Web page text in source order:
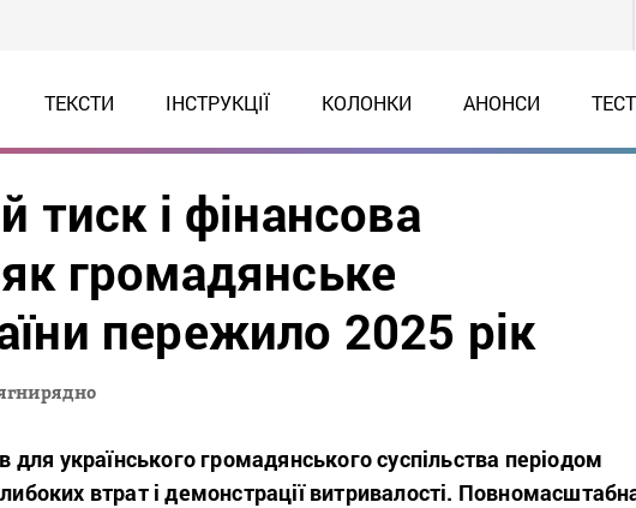
ТЕКСТИ ІНСТРУКЦІЇ КОЛОНКИ АНОНСИ
тиск і фінансова
громадянське
пережило 2025 рік
для українського громадянського суспільства періодом
втрат і демонстрації витривалості.